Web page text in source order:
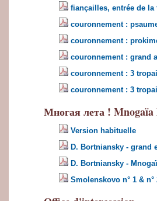
fiançailles, entrée de
couronnement :
couronnement :
couronnement : grand
couronnement : 3
couronnement : 3
Многая лета ! Mnogaïa
Version habituelle
D. Bortniansky - grand
D. Bortniansky -
Smolenskovo n° 1 & n°